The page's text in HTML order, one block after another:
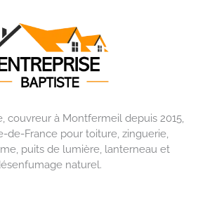
couvreur à Montfermeil depuis 2015,
de-France pour toiture, zinguerie,
puits de lumière, lanterneau et
naturel.